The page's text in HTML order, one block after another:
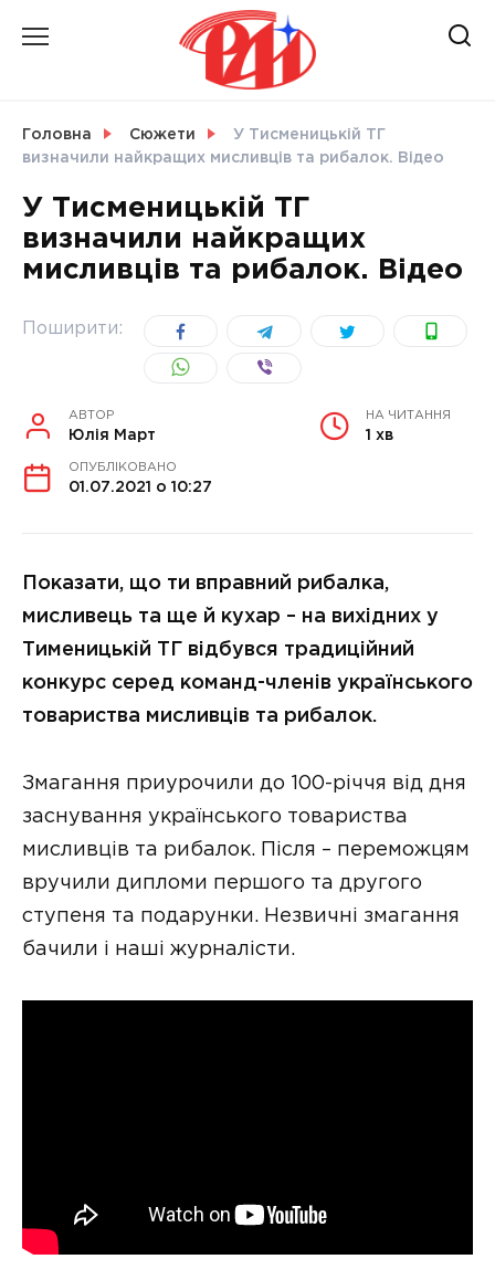
Головна Сюжети
У Тисменицькій ТГ
визначили найкращих мисливців та рибалок. Відео
У Тисменицькій ТГ
визначили найкращих
мисливців та рибалок. Відео
Поширити:
АВТОР
Юлія Март
НА ЧИТАННЯ
1 хв
ОПУБЛІКОВАНО
01.07.2021 о 10:27
Показати, що ти вправний рибалка,
мисливець та ще й кухар – на вихідних у
Тименицькій ТГ відбувся традиційний
конкурс серед команд-членів українського
товариства мисливців та рибалок.
Змагання приурочили до 100-річчя від дня
заснування українського товариства
мисливців та рибалок. Після – переможцям
вручили дипломи першого та другого
ступеня та подарунки. Незвичні змагання
бачили і наші журналісти.